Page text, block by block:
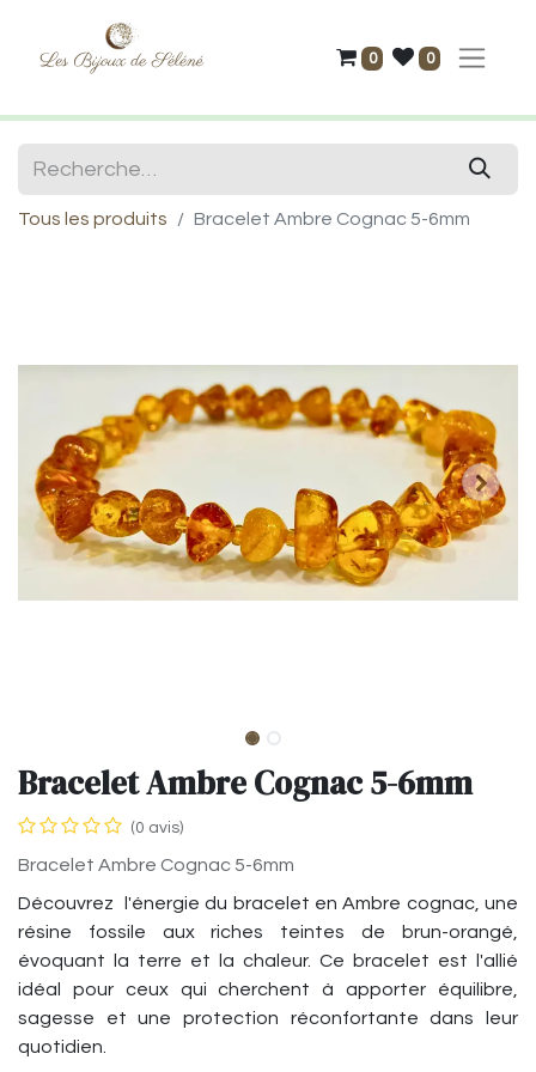
0 0
Tous les produits Bracelet Ambre Cognac 5-6mm
Bracelet Ambre Cognac 5-6mm
(0 avis)
Bracelet Ambre Cognac 5-6mm
Découvrez l'énergie du bracelet en Ambre cognac, une
résine fossile aux riches teintes de brun-orangé,
évoquant la terre et la chaleur. Ce bracelet est l'allié
idéal pour ceux qui cherchent à apporter équilibre,
sagesse et une protection réconfortante dans leur
quotidien.